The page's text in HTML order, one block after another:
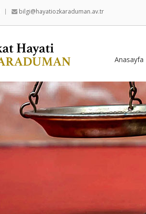
bilgi@hayatiozkaraduman.av.tr
Anasayfa